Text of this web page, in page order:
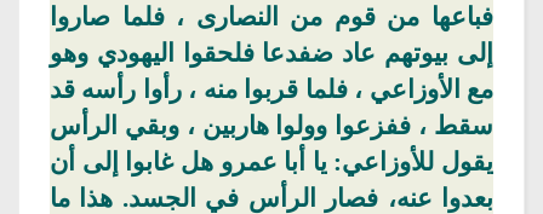
فباعها من قوم من
النصارى ، فلما صاروا
إلى بيوتهم عاد ضفدعا فلحقوا اليهودي وهو
مع الأوزاعي ، فلما قربوا منه ، رأوا رأسه قد
سقط ، ففزعوا وولوا هاربين ، وبقي الرأس
يقول للأوزاعي: يا أبا عمرو هل غابوا إلى أن
بعدوا عنه، فصار الرأس في الجسد. هذا ما